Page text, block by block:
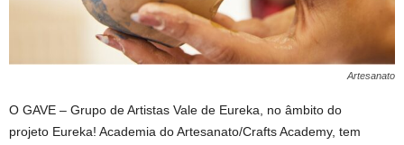
Artesanato
O GAVE – Grupo de Artistas Vale de Eureka, no âmbito do
projeto Eureka! Academia do Artesanato/Crafts Academy, tem